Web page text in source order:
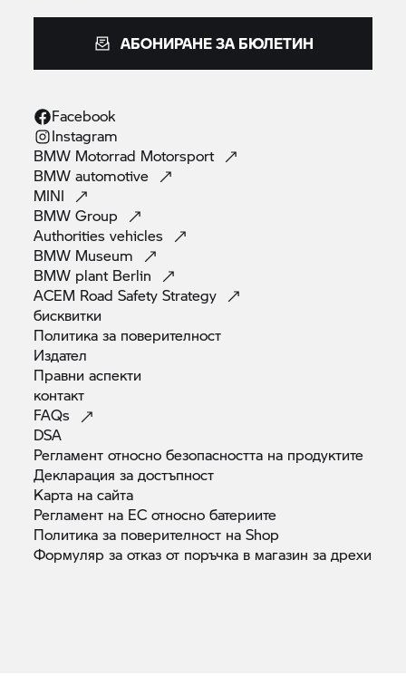
АБОНИРАНЕ ЗА БЮЛЕТИН
Facebook
Instagram
BMW Motorrad Motorsport
BMWautomotive
MINI
BMWGroup
Authoritiesvehicles
BMW Museum
BMW plant Berlin
ACEM Road SafetyStrategy
бисквитки
Политика за поверителност
Издател
Правниаспекти
контакт
FAQs
DSA
Регламент относно безопасността на продуктите
Декларация задостъпност
Карта насайта
Регламент на ЕС относнобатериите
Политика за поверителност наShop
Формуляр за отказ от поръчка в магазин задрехи